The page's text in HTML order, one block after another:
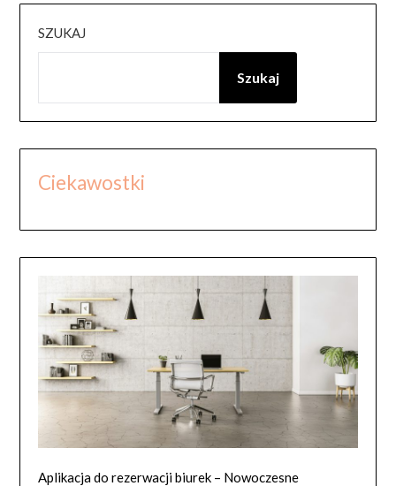
SZUKAJ
Szukaj
Ciekawostki
Aplikacja do rezerwacji biurek – Nowoczesne